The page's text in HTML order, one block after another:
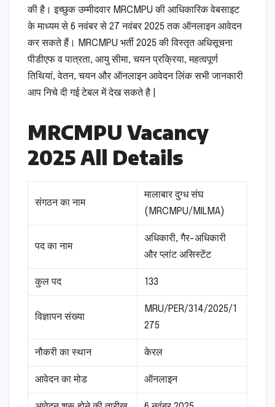
की है। इच्छुक उम्मीदवार MRCMPU की आधिकारिक वेबसाइट
के माध्यम से 6 नवंबर से 27 नवंबर 2025 तक ऑनलाइन आवेदन
कर सकते हैं। MRCMPU भर्ती 2025 की विस्तृत अधिसूचना
पीडीएफ व पात्रता, आयु सीमा, चयन प्रक्रिया, महत्वपूर्ण
तिथियां, वेतन, चयन और ऑनलाइन आवेदन लिंक सभी जानकारी
आप निचे दी गई टेबल में देख सकते है |
MRCMPU Vacancy
2025 All Details
संगठन का नाम
मालाबार दुग्ध संघ
(MRCMPU/MILMA)
पद का नाम
अधिकारी, गैर-अधिकारी
और प्लांट असिस्टेंट
कुल पद 133
विज्ञापन संख्या
MRU/PER/314/2025/1
275
नौकरी का स्थान केरल
आवेदन का मोड ऑनलाइन